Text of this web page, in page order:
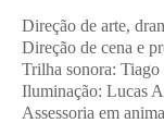
Direção de arte,
Direção de cena e
Trilha sonora:
Iluminação: Lucas
Assessoria em